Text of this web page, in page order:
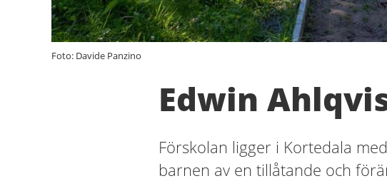
Foto: Davide Panzino
Edwin
Förskolan ligger i Kortedala
barnen av en tillåtande och